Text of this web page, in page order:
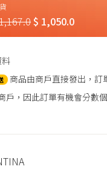
$ 1,050.0
商品由商戶直接發出，訂
戶，因此訂單有機會分數